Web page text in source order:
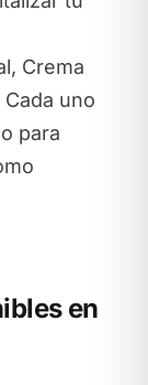
Crema
uno
para
en